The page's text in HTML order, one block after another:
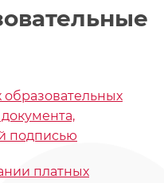
подписью
платных